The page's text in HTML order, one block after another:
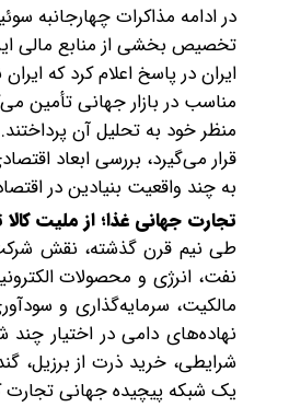
در ادامه مذاکرات چهارجانبه
تخصیص بخشی از منابع مالی
ایران در پاسخ اعلام کرد که
مناسب در بازار جهانی تأمین
منظر خود به تحلیل آن
قرار می‌گیرد، بررسی ابعاد
به چند واقعیت بنیادین در
تجارت جهانی غذا؛ از ملیت
طی نیم قرن گذشته، نقش
نفت، انرژی و محصولات
مالکیت، سرمایه‌گذاری و
نهاده‌های دامی در اختیار
شرایطی، خرید ذرت از برزیل،
یک شبکه پیچیده جهانی